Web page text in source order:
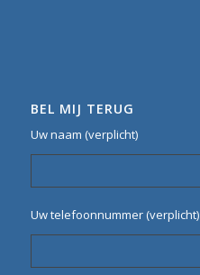
BEL MIJ TERUG
Uw naam (verplicht)
Uw telefoonnummer (verplicht)